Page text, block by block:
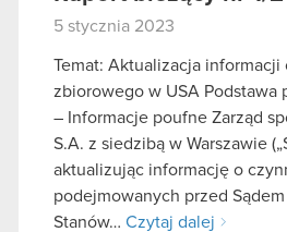
5 stycznia 2023
Temat: Aktualizacja
zbiorowego w USA Podstawa
– Informacje poufne Zarząd
S.A. z siedzibą w Warszawie
aktualizując informację o
podejmowanych przed
Stanów… Czytaj dalej